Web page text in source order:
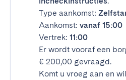
Type aankomst:
Aankomst: vanaf 15:00
Vertrek: 11:00
Er wordt vooraf een
€ 200,00 gevraagd.
Komt u vroeg aan en